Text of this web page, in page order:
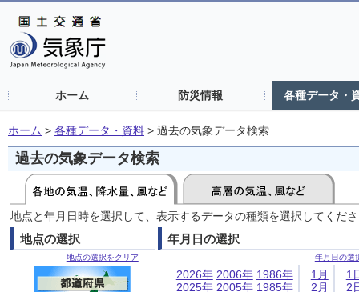
ホーム 防災情報 各種データ・
ホーム > 各種データ・資料 > 過去の気象データ検索
過去の気象データ検索
地点と年月日時を選択して、表示するデータの種類を選択してくだ
地点の選択
地点の選択をクリア
年月日の選択
年月日の選
2026年
2025年
2006年
2005年
1986年
1985年
1月
2月
1
2